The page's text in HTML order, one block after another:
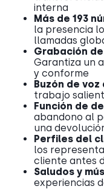
interna
Más de 193
la presencia
llamadas
Grabación
Garantiza un
y conforme
Buzón de
trabajo
Función de
abandono al
una
Perfiles del
los
cliente antes
Saludos y
experiencias